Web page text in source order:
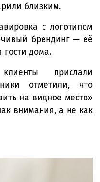
близким.
с логотипом
брендинг — её
гости дома.
прислали
отметили, что
на видное место»
внимания, а не как